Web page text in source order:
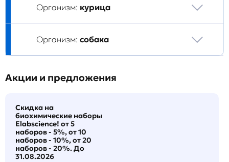
Организм: курица
Организм: собака
Акции и предложения
Скидка на
биохимические наборы
Elabscience! от 5
наборов - 5%, от 10
наборов - 10%, от 20
наборов - 20%. До
31.08.2026